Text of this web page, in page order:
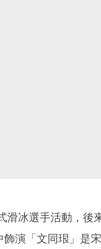
滑冰選手活動，後
演「文同珢」是